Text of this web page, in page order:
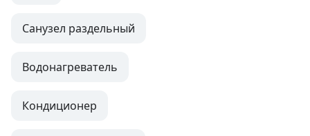
Санузел раздельный
Водонагреватель
Кондиционер